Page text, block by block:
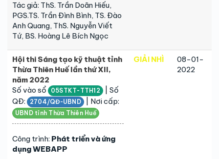
Tác giả: ThS. Trần Doãn Hiếu,
PGS.TS. Trần Đình Bình, TS. Đào
Anh Quang, ThS. Nguyễn Viết
Tứ, BS. Hoàng Lê Bích Ngọc
Hội thi Sáng tạo kỹ thuật tỉnh
Thừa Thiên Huế lần thứ XII,
năm 2022
Số vào sổ
05STKT-TTH12 | Số
QĐ:
2704/QĐ-UBND | Nơi cấp:
UBND tỉnh Thừa Thiên Huế
Công trình: Phát triển và ứng
dụng WEBAPP
GIẢI NHÌ
08-01-
2022